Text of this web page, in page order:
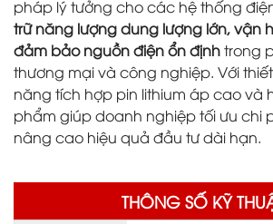
pháp lý tưởng cho các hệ thống
trữ năng lượng dung lượng lớn, vận
đảm bảo nguồn điện ổn địnhtrong
thương mại và công nghiệp. Với
năng tích hợp pin lithium áp cao và
phẩm giúp doanh nghiệp tối ưu chi
nâng cao hiệu quả đầu tư dài hạn.
THÔNG SỐ KỸ